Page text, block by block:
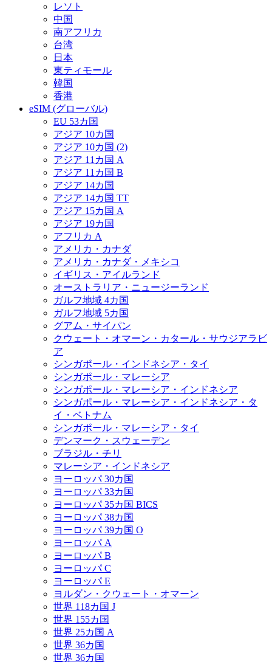
レソト
中国
南アフリカ
台湾
日本
東ティモール
韓国
香港
eSIM (グローバル)
EU 53カ国
アジア 10カ国
アジア 10カ国 (2)
アジア 11カ国 A
アジア 11カ国 B
アジア 14カ国
アジア 14カ国 TT
アジア 15カ国 A
アジア 19カ国
アフリカ A
アメリカ・カナダ
アメリカ・カナダ・メキシコ
イギリス・アイルランド
オーストラリア・ニュージーランド
ガルフ地域 4カ国
ガルフ地域 5カ国
グアム・サイパン
クウェート・オマーン・カタール・サウジアラビ
ア
シンガポール・インドネシア・タイ
シンガポール・マレーシア
シンガポール・マレーシア・インドネシア
シンガポール・マレーシア・インドネシア・タ
イ・ベトナム
シンガポール・マレーシア・タイ
デンマーク・スウェーデン
ブラジル・チリ
マレーシア・インドネシア
ヨーロッパ 30カ国
ヨーロッパ 33カ国
ヨーロッパ 35カ国 BICS
ヨーロッパ 38カ国
ヨーロッパ 39カ国 O
ヨーロッパ A
ヨーロッパ B
ヨーロッパ C
ヨーロッパ E
ヨルダン・クウェート・オマーン
世界 118カ国 J
世界 155カ国
世界 25カ国 A
世界 36カ国
世界 36カ国